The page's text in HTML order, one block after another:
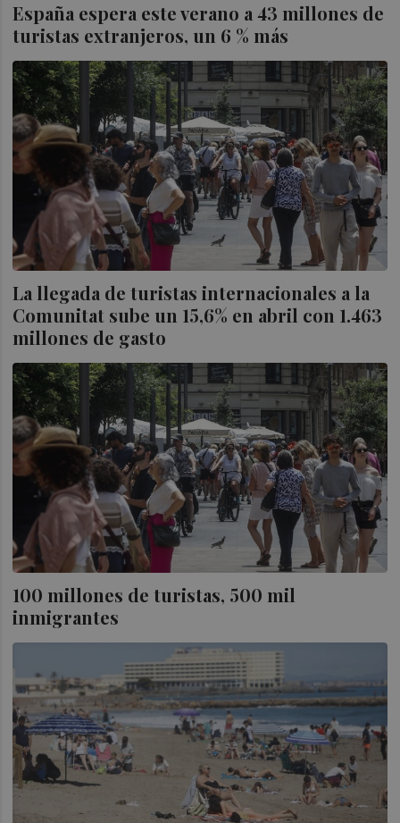
España espera este verano a 43 millones de
turistas extranjeros, un 6 % más
La llegada de turistas internacionales a la
Comunitat sube un 15,6% en abril con 1.463
millones de gasto
100 millones de turistas, 500 mil
inmigrantes